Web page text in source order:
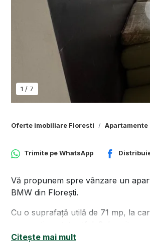
1 / 7
Oferte imobiliare Floresti Apartamente
Trimite peWhatsApp
Vă propunem spre vânzare un
BMW din Florești.
Cu o suprafață utilă de 71 mp, la
Locuința este parțial mobilată în
Citește mai mult